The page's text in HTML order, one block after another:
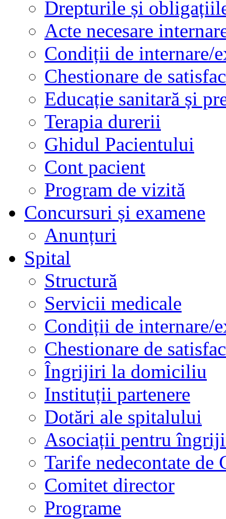
Drepturile și
Acte necesare
Condiții de internare/
Chestionare de
Educație sanitară și
Terapia durerii
Ghidul Pacientului
Cont pacient
Program de vizită
Concursuri și examene
Anunțuri
Spital
Structură
Servicii medicale
Condiții de internare/
Chestionare de
Îngrijiri la domiciliu
Instituții partenere
Dotări ale spitalului
Asociații pentru
Tarife nedecontate de
Comitet director
Programe